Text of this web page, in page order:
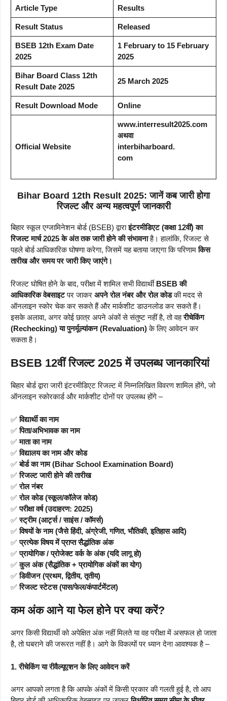
Article Type Results
Result Status Released
BSEB 12th Exam Date
2025
1 February to 15 February
2025
Bihar Board Class 12th
Result Date 2025
25 March 2025
Result Download Mode Online
Official Website
www.interresult2025.com
अथवा
interbiharboard.
com
Bihar Board 12th Result 2025: जानें कब जारी होगा
रिजल्ट और अन्य महत्वपूर्ण जानकारी
बिहार स्कूल एग्जामिनेशन बोर्ड (BSEB) द्वाराइंटरमीडिएट (कक्षा 12वीं) का
रिजल्ट मार्च 2025 के अंत तक जारी होने की संभावनाहै। हालांकि, रिजल्ट से
पहले बोर्ड आधिकारिक घोषणा करेगा, जिसमें यह बताया जाएगा कि परिणामकिस
तारीख और समय पर जारी किए जाएंगे।
रिजल्ट घोषित होने के बाद, परीक्षा में शामिल सभी विद्यार्थी BSEB की
आधिकारिक वेबसाइटपर जाकर अपने रोल नंबर और रोल कोडकी मदद से
ऑनलाइन स्कोर चेक कर सकते हैं और मार्कशीट डाउनलोड कर सकते हैं।
इसके अलावा, अगर कोई छात्र अपने अंकों से संतुष्ट नहीं है, तो वहरीचेकिंग
(Rechecking) या पुनर्मूल्यांकन (Revaluation)के लिए आवेदन कर
सकता है।
BSEB 12वीं रिजल्ट 2025 में उपलब्ध जानकारियां
बिहार बोर्ड द्वारा जारी इंटरमीडिएट रिजल्ट में निम्नलिखित विवरण शामिल होंगे, जो
ऑनलाइन स्कोरकार्ड और मार्कशीट दोनों पर उपलब्ध होंगे –
✅विद्यार्थी का नाम
✅पिता/अभिभावक का नाम
✅माता का नाम
✅विद्यालय का नाम और कोड
✅बोर्ड का नाम (Bihar School Examination Board)
✅रिजल्ट जारी होने की तारीख
✅रोल नंबर
✅रोल कोड (स्कूल/कॉलेज कोड)
✅परीक्षा वर्ष (उदाहरण: 2025)
✅स्ट्रीम (आर्ट्स / साइंस / कॉमर्स)
✅विषयों के नाम (जैसे हिंदी, अंग्रेजी, गणित, भौतिकी, इतिहास आदि)
✅प्रत्येक विषय में प्राप्त सैद्धांतिक अंक
✅प्रायोगिक / प्रोजेक्ट वर्क के अंक (यदि लागू हो)
✅कुल अंक (सैद्धांतिक + प्रायोगिक अंकों का योग)
✅डिवीजन (प्रथम, द्वितीय, तृतीय)
✅रिजल्ट स्टेटस (पास/फेल/कंपार्टमेंटल)
कम अंक आने या फेल होने पर क्या करें?
अगर किसी विद्यार्थी को अपेक्षित अंक नहीं मिलते या वह परीक्षा में असफल हो जाता
है, तो घबराने की जरूरत नहीं है। आगे के विकल्पों पर ध्यान देना आवश्यक है –
1. रीचेकिंग या रीवैल्यूएशन के लिए आवेदन करें
अगर आपको लगता है कि आपके अंकों में किसी प्रकार की गलती हुई है, तो आप